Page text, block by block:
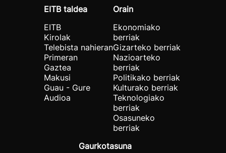
EITB taldea
EITB
Kirolak
Telebista nahieran
Primeran
Gaztea
Makusi
Guau - Gure
Audioa
Orain
Ekonomiako
berriak
Gizarteko berriak
Nazioarteko
berriak
Politikako berriak
Kulturako berriak
Teknologiako
berriak
Osasuneko
berriak
Gaurkotasuna